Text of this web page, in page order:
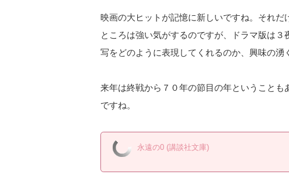
映画の大ヒットが記憶に新しいですね。それ
ところは強い気がするのですが、ドラマ版は
写をどのように表現してくれるのか、興味の湧
来年は終戦から７０年の節目の年ということ
ですね。
永遠の0 (講談社文庫)